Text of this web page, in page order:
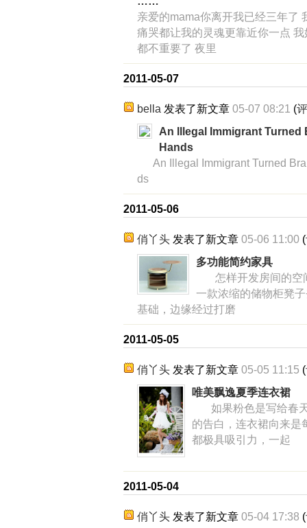
亲爱的mama你离开我已经三年了
痛哭都让我的灵魂更靠近你一点
都不重要了 夜里
2011-05-07
bella 发表了新文章 05-07 08:21 (
An Illegal Immigrant Turned
Hands
An Illegal Immigrant Turned
ds
2011-05-06
俏丫头 发表了新文章 05-06 11:00 (
多功能简约家具
怎样开发房间的空
一款浓缩的储物柜凳
基础，边缘经过打磨
2011-05-05
俏丫头 发表了新文章 05-05 11:15 (
唯美飘逸夏季连衣裙
如果粉色是写给春天
的告白，连衣裙向来是
都极具吸引力，一起
2011-05-04
俏丫头 发表了新文章 05-04 17:38 (